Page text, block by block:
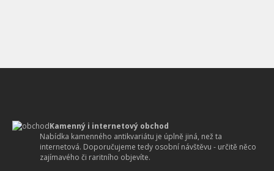
Kamenný i internetový obchod
Nabídka kamenného antikvariátu je úplně jiná, než ta
internetová. Doporučujeme tedy osobní návštěvu - určitě něco
zajímavého či raritního objevíte.